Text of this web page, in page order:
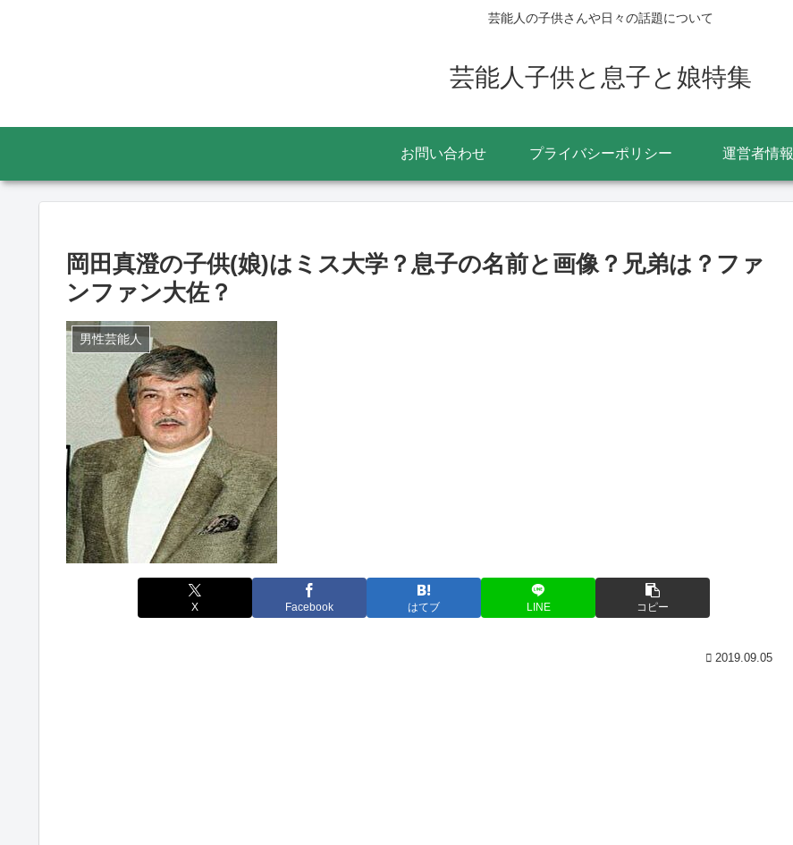
芸能人の子供さんや日々の話題について
芸能人子供と息子と娘特集
お問い合わせ プライバシーポリシー 運営者情報
岡田真澄の子供(娘)はミス大学？息子の名前と画像？兄弟は？ファ
ンファン大佐？
男性芸能人
X Facebook はてブ LINE コピー
2019.09.05